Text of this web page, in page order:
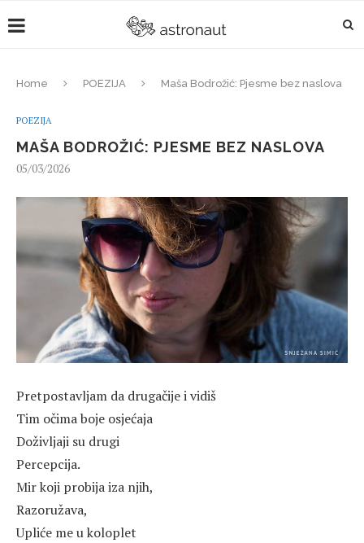
Home POEZIJA Maša Bodrožić: Pjesme bez naslova
POEZIJA
MAŠA BODROŽIĆ: PJESME BEZ NASLOVA
05/03/2026
Pretpostavljam da drugačije i vidiš
Tim očima boje osjećaja
Doživljaji su drugi
Percepcija.
Mir koji probija iza njih,
Razoružava,
Upliće me u koloplet